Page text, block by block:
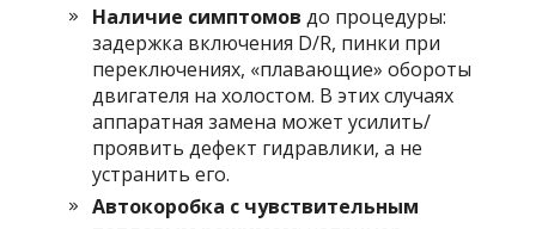
Наличие симптомов до процедуры:
задержка включения D/R, пинки при
переключениях, «плавающие» обороты
двигателя на холостом. В этих случаях
аппаратная замена может усилить/
проявить дефект гидравлики, а не
устранить его.
Автокоробка с чувствительным